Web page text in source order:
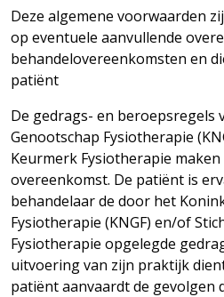
Deze algemene voorwaarden
op eventuele aanvullende
behandelovereenkomsten en
patiënt
De gedrags- en beroepsregels
Genootschap Fysiotherapie
Keurmerk Fysiotherapie maken
overeenkomst. De patiënt is
behandelaar de door het
Fysiotherapie (KNGF) en/of
Fysiotherapie opgelegde
uitvoering van zijn praktijk
patiënt aanvaardt de gevolgen